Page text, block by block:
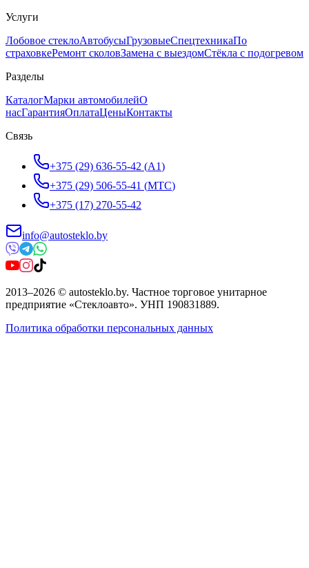
Услуги
Лобовое стеклоАвтобусыГрузовыеСпецтехникаПо
страховкеРемонт сколовЗамена с выездомСтёкла с подогревом
Разделы
КаталогМарки автомобилейО
насГарантияОплатаЦеныКонтакты
Связь
+375 (29) 636-55-42 (A1)
+375 (29) 506-55-41 (МТС)
+375 (17) 270-55-42
info@autosteklo.by
2013–2026 © autosteklo.by. Частное торговое унитарное
предприятие «Стеклоавто». УНП 190831889.
Политика обработки персональных данных